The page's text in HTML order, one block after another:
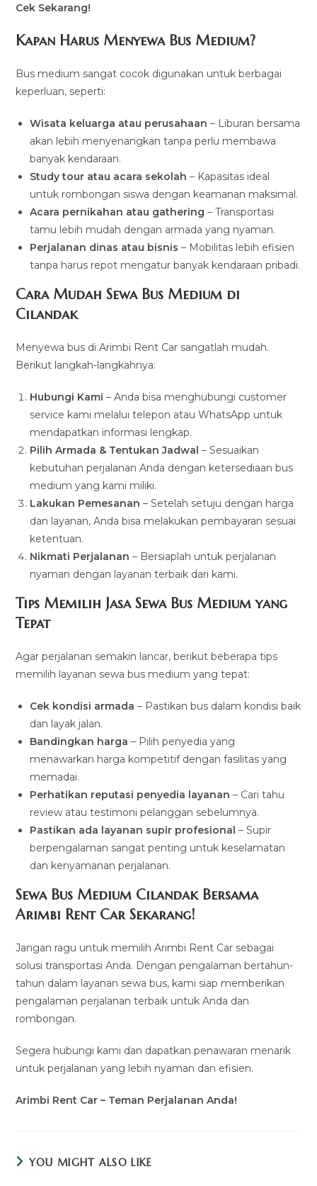
Cek Sekarang!
Kapan Harus Menyewa Bus Medium?
Bus medium sangat cocok digunakan untuk berbagai
keperluan, seperti:
Wisata keluarga atau perusahaan – Liburan bersama
akan lebih menyenangkan tanpa perlu membawa
banyak kendaraan.
Study tour atau acara sekolah – Kapasitas ideal
untuk rombongan siswa dengan keamanan maksimal.
Acara pernikahan atau gathering – Transportasi
tamu lebih mudah dengan armada yang nyaman.
Perjalanan dinas atau bisnis – Mobilitas lebih efisien
tanpa harus repot mengatur banyak kendaraan pribadi.
Cara Mudah Sewa Bus Medium di
Cilandak
Menyewa bus di Arimbi Rent Car sangatlah mudah.
Berikut langkah-langkahnya:
Hubungi Kami – Anda bisa menghubungi customer
service kami melalui telepon atau WhatsApp untuk
mendapatkan informasi lengkap.
Pilih Armada & Tentukan Jadwal – Sesuaikan
kebutuhan perjalanan Anda dengan ketersediaan bus
medium yang kami miliki.
Lakukan Pemesanan – Setelah setuju dengan harga
dan layanan, Anda bisa melakukan pembayaran sesuai
ketentuan.
Nikmati Perjalanan – Bersiaplah untuk perjalanan
nyaman dengan layanan terbaik dari kami.
Tips Memilih Jasa Sewa Bus Medium yang
Tepat
Agar perjalanan semakin lancar, berikut beberapa tips
memilih layanan sewa bus medium yang tepat:
Cek kondisi armada – Pastikan bus dalam kondisi baik
dan layak jalan.
Bandingkan harga – Pilih penyedia yang
menawarkan harga kompetitif dengan fasilitas yang
memadai.
Perhatikan reputasi penyedia layanan – Cari tahu
review atau testimoni pelanggan sebelumnya.
Pastikan ada layanan supir profesional – Supir
berpengalaman sangat penting untuk keselamatan
dan kenyamanan perjalanan.
Sewa Bus Medium Cilandak Bersama
Arimbi Rent Car Sekarang!
Jangan ragu untuk memilih Arimbi Rent Car sebagai
solusi transportasi Anda. Dengan pengalaman bertahun-
tahun dalam layanan sewa bus, kami siap memberikan
pengalaman perjalanan terbaik untuk Anda dan
rombongan.
Segera hubungi kami dan dapatkan penawaran menarik
untuk perjalanan yang lebih nyaman dan efisien.
Arimbi Rent Car – Teman Perjalanan Anda!
YOU MIGHT ALSO LIKE